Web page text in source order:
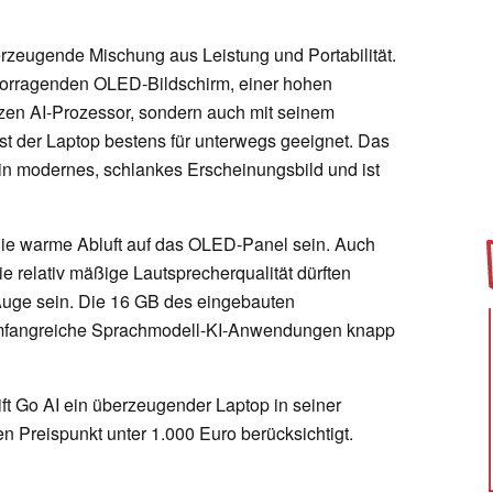
Mischung aus Leistung und Portabilität.
OLED-Bildschirm, einer hohen
AI-Prozessor, sondern auch mit seinem
der Laptop bestens für unterwegs geeignet. Das
modernes, schlankes Erscheinungsbild und ist
warme Abluft auf das OLED-Panel sein. Auch
relativ mäßige Lautsprecherqualität dürften
sein. Die 16 GB des eingebauten
Sprachmodell-KI-Anwendungen knapp
Go AI ein überzeugender Laptop in seiner
Preispunkt unter 1.000 Euro berücksichtigt.